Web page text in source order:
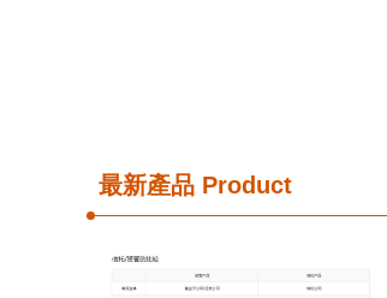
最新產品 Product